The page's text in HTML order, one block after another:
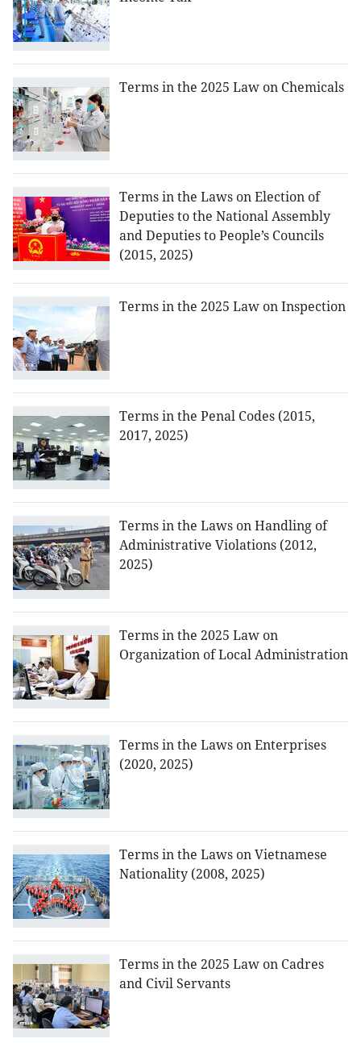
Terms in the 2025 Law on Chemicals
Terms in the Laws on Election of
Deputies to the National Assembly
and Deputies to People’s Councils
(2015, 2025)
Terms in the 2025 Law on Inspection
Terms in the Penal Codes (2015,
2017, 2025)
Terms in the Laws on Handling of
Administrative Violations (2012,
2025)
Terms in the 2025 Law on
Organization of Local Administration
Terms in the Laws on Enterprises
(2020, 2025)
Terms in the Laws on Vietnamese
Nationality (2008, 2025)
Terms in the 2025 Law on Cadres
and Civil Servants